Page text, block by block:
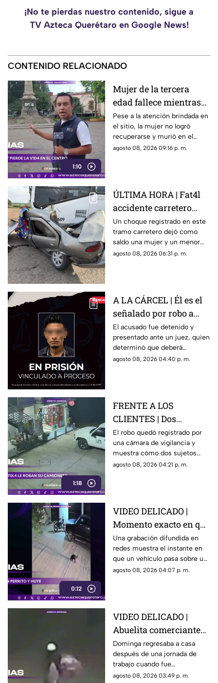
¡No te pierdas nuestro contenido, sigue a
TV Azteca Querétaro en Google News!
CONTENIDO RELACIONADO
1:10
Mujer de la tercera
edad fallece mientras
caminaba por el Centro
de Querétaro
Pese a la atención brindada en
el sitio, la mujer no logró
recuperarse y murió en el
lugar.
agosto 08, 2026 09:16 p. m.
ÚLTIMA HORA | Fat4l
accidente carretero
deja una mujer y un
niño mu3rtos en San
Juan del Río
Un choque registrado en este
tramo carretero dejó como
saldo una mujer y un menor
sin vida, además de una
agosto 08, 2026 06:31 p. m.
A LA CÁRCEL | Él es el
señalado por robo a
una casa en Santa Rosa
Jáuregui
El acusado fue detenido y
presentado ante un juez, quien
determinó que deberá
permanecer en prisión
agosto 08, 2026 04:40 p. m.
1:18
FRENTE A LOS
CLIENTES | Dos
hombres enc4ñonan a
conductor y se llevan
su camioneta
El robo quedó registrado por
una cámara de vigilancia y
muestra cómo dos sujetos
obligaron a un conductor y a
agosto 08, 2026 04:21 p. m.
0:12
VIDEO DELICADO |
Momento exacto en que
camioneta atropella a
un perro y conductor
escapa
Una grabación difundida en
redes muestra el instante en
que un vehículo pasa sobre un
perro y continúa su camino sin
agosto 08, 2026 04:07 p. m.
VIDEO DELICADO |
Abuelita comerciante
es as3sin4da en Puebla
por 90 pesos
Dominga regresaba a casa
después de una jornada de
trabajo cuando fue
interceptada por un hombre
agosto 08, 2026 03:49 p. m.